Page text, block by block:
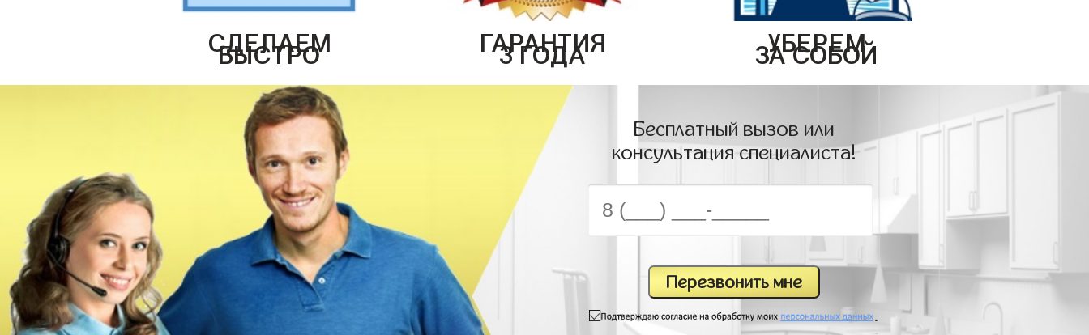
СДЕЛАЕМ
БЫСТРО ГАРАНТИЯ
3 ГОДА УБЕРЕМ
ЗА СОБОЙ
Бесплатный вызов или
консультация специалиста!
.